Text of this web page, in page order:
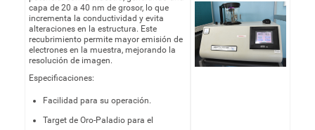
capa de 20 a 40 nm de grosor, lo que
incrementa la conductividad y evita
alteraciones en la estructura. Este
recubrimiento permite mayor emisión de
electrones en la muestra, mejorando la
resolución de imagen.
Especificaciones:
Facilidad para su operación.
Target de Oro-Paladio para el